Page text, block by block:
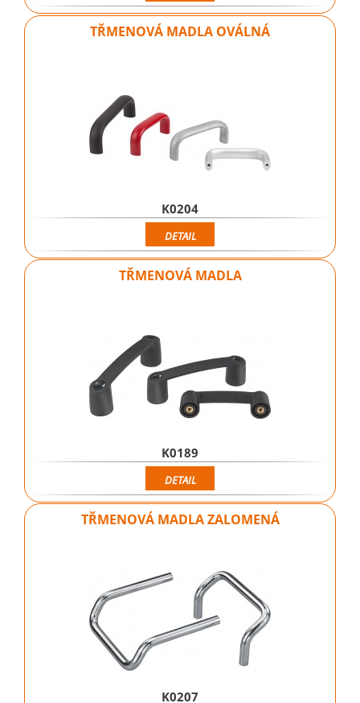
TŘMENOVÁ MADLA OVÁLNÁ
K0204
DETAIL
TŘMENOVÁ MADLA
K0189
DETAIL
TŘMENOVÁ MADLA ZALOMENÁ
K0207